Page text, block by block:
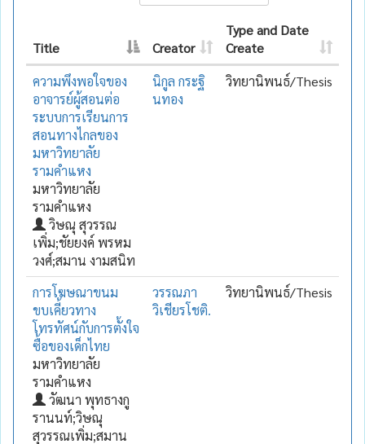
Title Creator
Type and Date
Create
ความพึงพอใจของ
อาจารย์ผู้สอนต่อ
ระบบการเรียนการ
สอนทางไกลของ
มหาวิทยาลัย
รามคำแหง
มหาวิทยาลัย
รามคำแหง
วิษณุ สุวรรณ
เพิ่ม;ชัยยงค์ พรหม
วงศ์;สมาน งามสนิท
นิกูล กระฐิ
นทอง
วิทยานิพนธ์/Thesis
การโฆษณาขนม
ขบเคี้ยวทาง
โทรทัศน์กับการตั้งใจ
ซื้อของเด็กไทย
มหาวิทยาลัย
รามคำแหง
วัฒนา พุทธางกู
รานนท์;วิษณุ
สุวรรณเพิ่ม;สมาน
วรรณภา
วิเชียรโชติ.
วิทยานิพนธ์/Thesis